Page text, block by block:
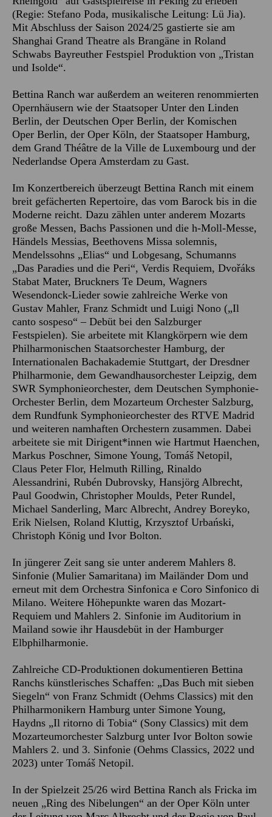
(Regie: Stefano Poda, musikalische Leitung: Lü Jia).
Mit Abschluss der Saison 2024/25 gastierte sie am
Shanghai Grand Theatre als Brangäne in Roland
Schwabs Bayreuther Festspiel Produktion von „Tristan
und Isolde“.
Bettina Ranch war außerdem an weiteren renommierten
Opernhäusern wie der Staatsoper Unter den Linden
Berlin, der Deutschen Oper Berlin, der Komischen
Oper Berlin, der Oper Köln, der Staatsoper Hamburg,
dem Grand Théâtre de la Ville de Luxembourg und der
Nederlandse Opera Amsterdam zu Gast.
Im Konzertbereich überzeugt Bettina Ranch mit einem
breit gefächerten Repertoire, das vom Barock bis in die
Moderne reicht. Dazu zählen unter anderem Mozarts
große Messen, Bachs Passionen und die h-Moll-Messe,
Händels Messias, Beethovens Missa solemnis,
Mendelssohns „Elias“ und Lobgesang, Schumanns
„Das Paradies und die Peri“, Verdis Requiem, Dvořáks
Stabat Mater, Bruckners Te Deum, Wagners
Wesendonck-Lieder sowie zahlreiche Werke von
Gustav Mahler, Franz Schmidt und Luigi Nono („Il
canto sospeso“ – Debüt bei den Salzburger
Festspielen). Sie arbeitete mit Klangkörpern wie dem
Philharmonischen Staatsorchester Hamburg, der
Internationalen Bachakademie Stuttgart, der Dresdner
Philharmonie, dem Gewandhausorchester Leipzig, dem
SWR Symphonieorchester, dem Deutschen Symphonie-
Orchester Berlin, dem Mozarteum Orchester Salzburg,
dem Rundfunk Symphonieorchester des RTVE Madrid
und weiteren namhaften Orchestern zusammen. Dabei
arbeitete sie mit Dirigent*innen wie Hartmut Haenchen,
Markus Poschner, Simone Young, Tomáš Netopil,
Claus Peter Flor, Helmuth Rilling, Rinaldo
Alessandrini, Rubén Dubrovsky, Hansjörg Albrecht,
Paul Goodwin, Christopher Moulds, Peter Rundel,
Michael Sanderling, Marc Albrecht, Andrey Boreyko,
Erik Nielsen, Roland Kluttig, Krzysztof Urbański,
Christoph König und Ivor Bolton.
In jüngerer Zeit sang sie unter anderem Mahlers 8.
Sinfonie (Mulier Samaritana) im Mailänder Dom und
erneut mit dem Orchestra Sinfonica e Coro Sinfonico di
Milano. Weitere Höhepunkte waren das Mozart-
Requiem und Mahlers 2. Sinfonie im Auditorium in
Mailand sowie ihr Hausdebüt in der Hamburger
Elbphilharmonie.
Zahlreiche CD-Produktionen dokumentieren Bettina
Ranchs künstlerisches Schaffen: „Das Buch mit sieben
Siegeln“ von Franz Schmidt (Oehms Classics) mit den
Philharmonikern Hamburg unter Simone Young,
Haydns „Il ritorno di Tobia“ (Sony Classics) mit dem
Mozarteumorchester Salzburg unter Ivor Bolton sowie
Mahlers 2. und 3. Sinfonie (Oehms Classics, 2022 und
2023) unter Tomáš Netopil.
In der Spielzeit 25/26 wird Bettina Ranch als Fricka im
neuen „Ring des Nibelungen“ an der Oper Köln unter